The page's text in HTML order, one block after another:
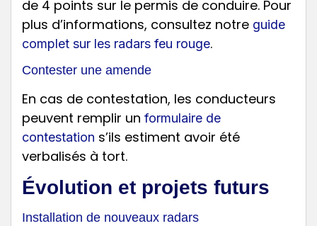
de 4 points sur le permis de conduire. Pour
plus d’informations, consultez notre guide
complet sur les radars feu rouge.
Contester une amende
En cas de contestation, les conducteurs
peuvent remplir un formulaire de
contestation s’ils estiment avoir été
verbalisés à tort.
Évolution et projets futurs
Installation de nouveaux radars